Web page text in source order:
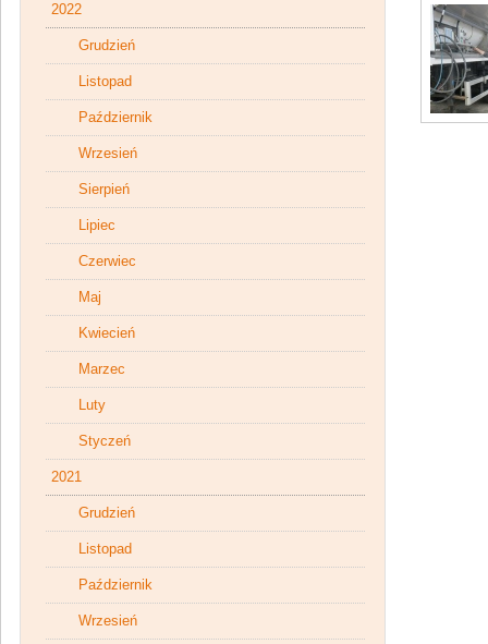
2022
Grudzień
Listopad
Październik
Wrzesień
Sierpień
Lipiec
Czerwiec
Maj
Kwiecień
Marzec
Luty
Styczeń
2021
Grudzień
Listopad
Październik
Wrzesień